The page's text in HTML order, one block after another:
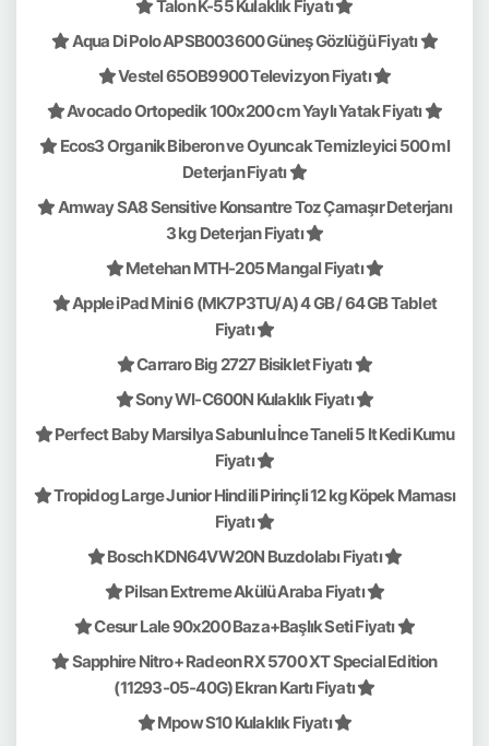
Talon K-55 Kulaklık Fiyatı
Aqua Di Polo APSB003600 Güneş Gözlüğü Fiyatı
Vestel 65OB9900 Televizyon Fiyatı
Avocado Ortopedik 100x200 cm Yaylı Yatak Fiyatı
Ecos3 Organik Biberon ve Oyuncak Temizleyici 500 ml
Deterjan Fiyatı
Amway SA8 Sensitive Konsantre Toz Çamaşır Deterjanı
3 kg Deterjan Fiyatı
Metehan MTH-205 Mangal Fiyatı
Apple iPad Mini 6 (MK7P3TU/A) 4 GB / 64 GB Tablet
Fiyatı
Carraro Big 2727 Bisiklet Fiyatı
Sony WI-C600N Kulaklık Fiyatı
Perfect Baby Marsilya Sabunlu İnce Taneli 5 lt Kedi Kumu
Fiyatı
Tropidog Large Junior Hindili Pirinçli 12 kg Köpek Maması
Fiyatı
Bosch KDN64VW20N Buzdolabı Fiyatı
Pilsan Extreme Akülü Araba Fiyatı
Cesur Lale 90x200 Baza+Başlık Seti Fiyatı
Sapphire Nitro+ Radeon RX 5700 XT Special Edition
(11293-05-40G) Ekran Kartı Fiyatı
Mpow S10 Kulaklık Fiyatı